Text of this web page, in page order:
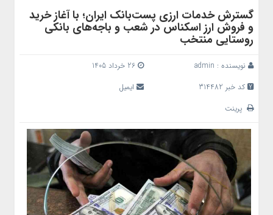
گسترش خدمات ارزی پست‌بانک ایران؛ با آغاز خرید
و فروش ارز اسکناس در شعب و باجه‌های بانکی
روستایی منتخب
نویسنده : admin
26 خرداد 1405
کد خبر 314482
ایمیل
پرینت